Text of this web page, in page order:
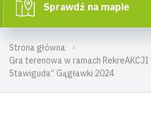
Strona główna
Gra terenowa w ramach RekreAKCJI
Stawiguda” Gągławki 2024
Sprawdź na mapie